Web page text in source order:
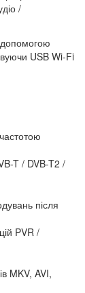
/
USB Wi-Fi
T / DVB-T2 /
після
PVR /
MKV, AVI,